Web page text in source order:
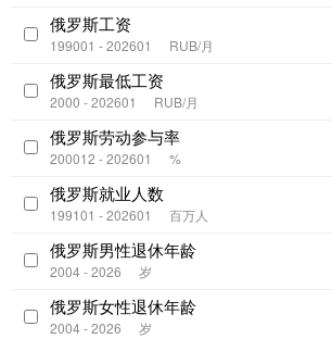
俄罗斯工资
199001 - 202601 RUB/月
俄罗斯最低工资
2000 - 202601 RUB/月
俄罗斯劳动参与率
200012 - 202601 %
俄罗斯就业人数
199101 - 202601 百万人
俄罗斯男性退休年龄
2004 - 2026 岁
俄罗斯女性退休年龄
2004 - 2026 岁